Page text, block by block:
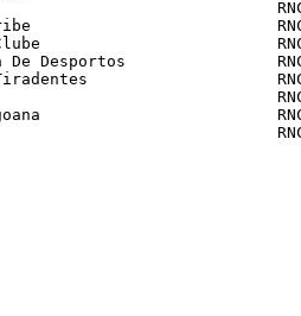
Clube
De Desportos